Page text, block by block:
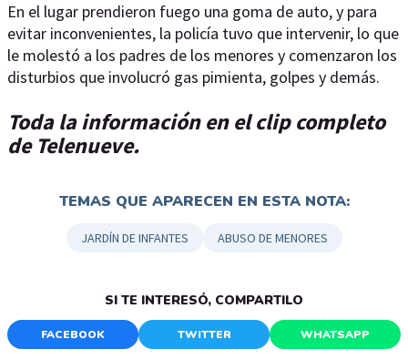
En el lugar prendieron fuego una goma de auto, y para
evitar inconvenientes, la policía tuvo que intervenir, lo que
le molestó a los padres de los menores y comenzaron los
disturbios que involucró gas pimienta, golpes y demás.
Toda la información en el clip completo
de Telenueve.
TEMAS QUE APARECEN EN ESTA NOTA:
JARDÍN DE INFANTES ABUSO DE MENORES
SI TE INTERESÓ, COMPARTILO
FACEBOOK TWITTER WHATSAPP